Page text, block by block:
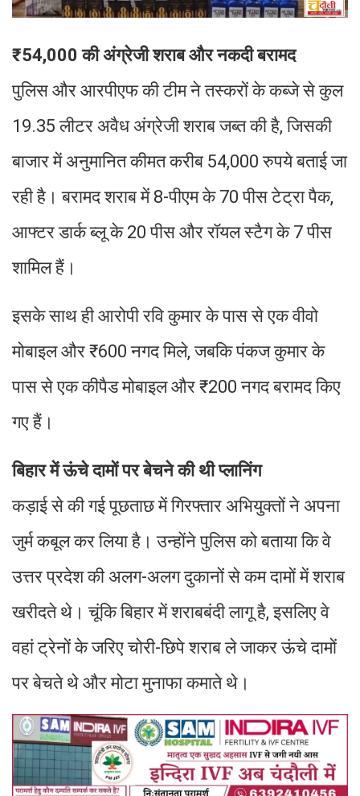
₹54,000 की अंग्रेजी शराब और नकदी बरामद
पुलिस और आरपीएफ की टीम ने तस्करों के कब्जे से कुल
19.35 लीटर अवैध अंग्रेजी शराब जब्त की है, जिसकी
बाजार में अनुमानित कीमत करीब 54,000 रुपये बताई जा
रही है। बरामद शराब में 8-पीएम के 70 पीस टेट्रा पैक,
आफ्टर डार्क ब्लू के 20 पीस और रॉयल स्टैग के 7 पीस
शामिल हैं।
इसके साथ ही आरोपी रवि कुमार के पास से एक वीवो
मोबाइल और ₹600 नगद मिले, जबकि पंकज कुमार के
पास से एक कीपैड मोबाइल और ₹200 नगद बरामद किए
गए हैं।
बिहार में ऊंचे दामों पर बेचने की थी प्लानिंग
कड़ाई से की गई पूछताछ में गिरफ्तार अभियुक्तों ने अपना
जुर्म कबूल कर लिया है। उन्होंने पुलिस को बताया कि वे
उत्तर प्रदेश की अलग-अलग दुकानों से कम दामों में शराब
खरीदते थे। चूंकि बिहार में शराबबंदी लागू है, इसलिए वे
वहां ट्रेनों के जरिए चोरी-छिपे शराब ले जाकर ऊंचे दामों
पर बेचते थे और मोटा मुनाफा कमाते थे।